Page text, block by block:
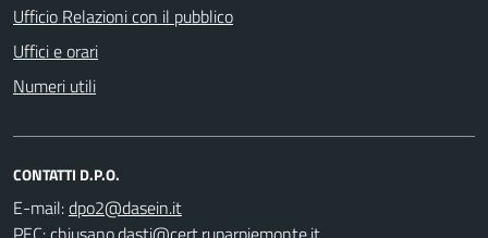
Ufficio Relazioni con il pubblico
Uffici e orari
Numeri utili
CONTATTI D.P.O.
E-mail: